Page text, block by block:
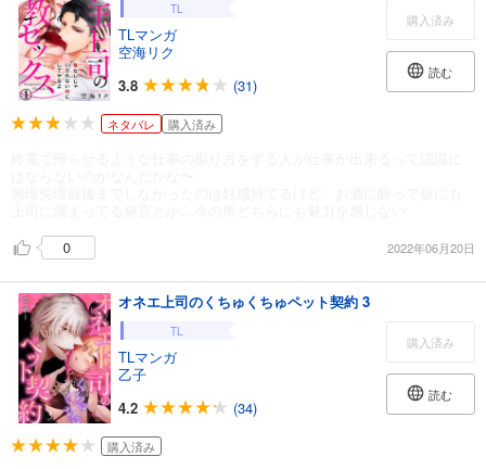
TL
TLマンガ
空海リク
3.8
(31)
購入済み
読む
ネタバレ 購入済み
0
2022年06月20日
オネエ上司のくちゅくちゅペット契約 3
TL
TLマンガ
乙子
4.2
(34)
購入済み
読む
購入済み